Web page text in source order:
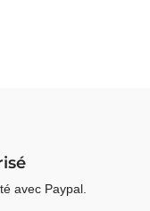
avec Paypal.